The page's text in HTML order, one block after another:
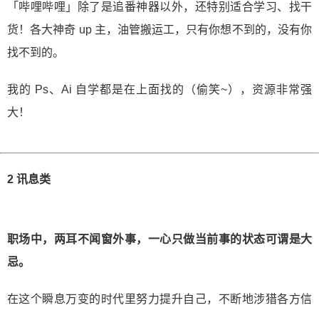
「哔哩哔哩」除了是追番神器以外，还特别适合学习、找干
货！各大神奇 up 主，油管搬运工，只有你想不到的，没有你
找不到的。
我的 Ps、Ai 自学都是在上面找的（偷笑~），资源非常强
大！
2 讯息类
职场中，两耳不闻窗外事，一心只做当前事的状态可谓是大
忌。
在这个瞬息万变的时代里努力提升自己，不断地涉猎各方信